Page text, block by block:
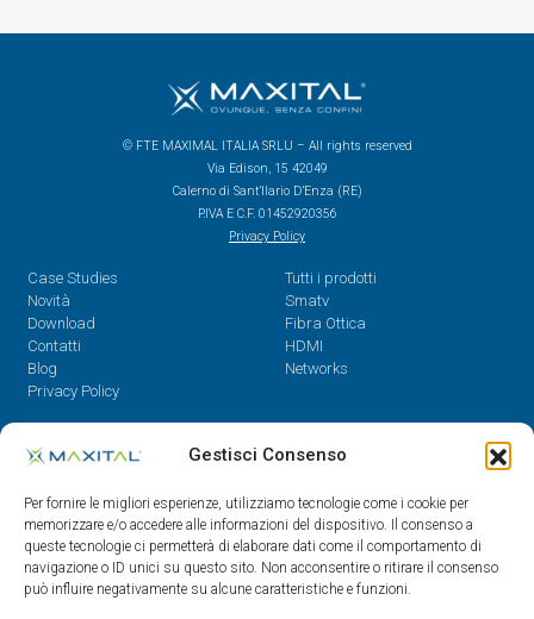
Gestisci Consenso
Per fornire le migliori esperienze, utilizziamo tecnologie come i cookie per
memorizzare e/o accedere alle informazioni del dispositivo. Il consenso a
queste tecnologie ci permetterà di elaborare dati come il comportamento di
navigazione o ID unici su questo sito. Non acconsentire o ritirare il consenso
può influire negativamente su alcune caratteristiche e funzioni.
© FTE MAXIMAL ITALIA SRLU – All rights reserved
Via Edison, 15 42049
Calerno di Sant’Ilario D’Enza (RE)
P.IVA E C.F. 01452920356
Privacy Policy
Case Studies
Novità
Download
Contatti
Blog
Privacy Policy
Tutti i prodotti
Smatv
Fibra Ottica
HDMI
Networks
Contatti
08.30 - 12.30 / 14 - 18
0522/909701
0522/909748